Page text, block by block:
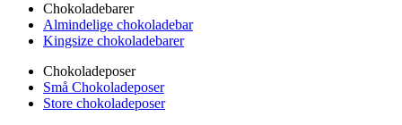
Chokoladebarer
Almindelige chokoladebar
Kingsize chokoladebarer
Chokoladeposer
Små Chokoladeposer
Store chokoladeposer